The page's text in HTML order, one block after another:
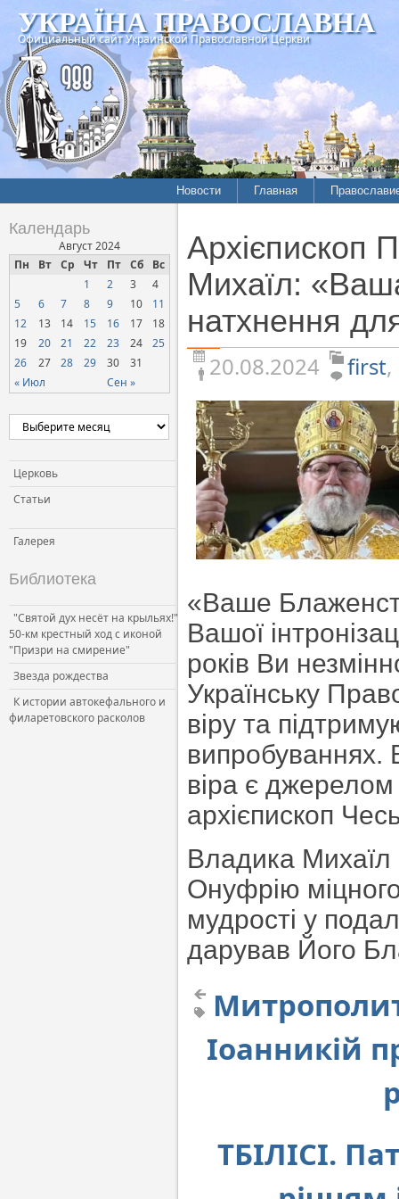
УКРАЇНА ПРАВОСЛАВНА
Официальный сайт Украинской Православной Церкви
Новости
Межконфессиональные
отношения
Нарушения прав
верующих
Официальная хроника
Расколы, ереси, секты
СОЦИАЛЬНОЕ
Церковь и власть
Церковь и общество
Церковь и СМИ
Главная
История
Хроники
Календарь
Август 2024
Пн
Вт Ср Чт Пт Сб Вс
« Июл Сен »
1 2 3
4
5
6 7 8 9 10
11
12
13 14 15 16 17
18
19
20 21 22 23 24
25
26
27 28 29 30 31
Церковь
Статьи
Галерея
Библиотека
"Святой дух несёт на крыльях!"
50-км крестный ход с иконой
"Призри на смирение"
Звезда рождества
К истории автокефального и
филаретовского расколов
Архієпископ
Михаїл:
натхнення
20.08.2024 first,
«Ваше
Вашої
років Ви
Українську
віру та
випробуваннях.
віра є
архієпископ
Владика
Онуфрію
мудрості у
дарував Його
Іоанникій
ТБІЛІСІ.